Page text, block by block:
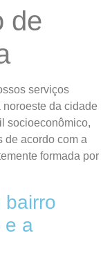
de
serviços
da cidade
socioeconômico,
de acordo com a
formada por
bairro
e a